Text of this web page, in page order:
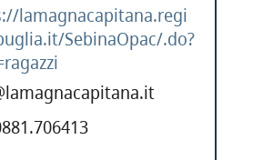
lamagnacapitana.regi
SebinaOpac/.do?